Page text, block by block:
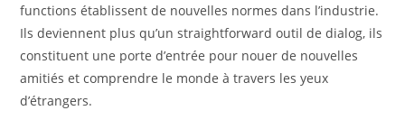
functions établissent de nouvelles normes dans l’industrie.
Ils deviennent plus qu’un straightforward outil de dialog, ils
constituent une porte d’entrée pour nouer de nouvelles
amitiés et comprendre le monde à travers les yeux
d’étrangers.